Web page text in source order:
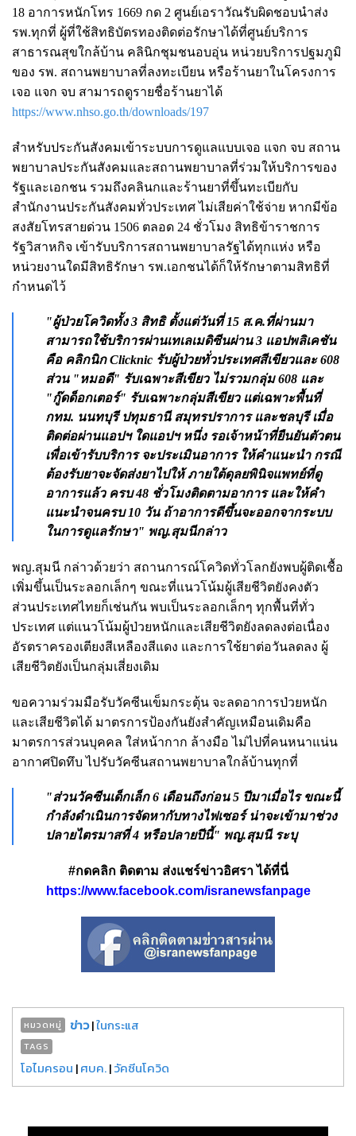
18 อาการหนักโทร 1669 กด 2 ศูนย์เอราวัณรับผิดชอบนำส่ง
รพ.ทุกที่ ผู้ที่ใช้สิทธิบัตรทองติดต่อรักษาได้ที่ศูนย์บริการ
สาธารณสุขใกล้บ้าน คลินิกชุมชนอบอุ่น หน่วยบริการปฐมภูมิ
ของ รพ. สถานพยาบาลที่ลงทะเบียน หรือร้านยาในโครงการ
เจอ แจก จบ สามารถดูรายชื่อร้านยาได้
https://www.nhso.go.th/downloads/197
สำหรับประกันสังคมเข้าระบบการดูแลแบบเจอ แจก จบ สถาน
พยาบาลประกันสังคมและสถานพยาบาลที่ร่วมให้บริการของ
รัฐและเอกชน รวมถึงคลินกและร้านยาที่ขึ้นทะเบียกับ
สำนักงานประกันสังคมทั่วประเทศ ไม่เสียค่าใช้จ่าย หากมีข้อ
สงสัยโทรสายด่วน 1506 ตลอด 24 ชั่วโมง สิทธิข้าราชการ
รัฐวิสาหกิจ เข้ารับบริการสถานพยาบาลรัฐได้ทุกแห่ง หรือ
หน่วยงานใดมีสิทธิรักษา รพ.เอกชนได้ก็ให้รักษาตามสิทธิที่
กำหนดไว้
"ผู้ป่วยโควิดทั้ง 3 สิทธิ ตั้งแต่วันที่ 15 ส.ค.ที่ผ่านมา
สามารถใช้บริการผ่านเทเลเมดิซีนผ่าน 3 แอปพลิเคชัน
คือ คลิกนิก Clicknic รับผู้ป่วยทั่วประเทศสีเขียวและ 608
ส่วน "หมอดี" รับเฉพาะสีเขียว ไม่รวมกลุ่ม 608 และ
"กู๊ดด็อกเตอร์" รับเฉพาะกลุ่มสีเขียว แต่เฉพาะพื้นที่
กทม. นนทบุรี ปทุมธานี สมุทรปราการ และชลบุรี เมื่อ
ติดต่อผ่านแอปฯ ใดแอปฯ หนึ่ง รอเจ้าหน้าที่ยืนยันตัวตน
เพื่อเข้ารับบริการ จะประเมินอาการ ให้คำแนะนำ กรณี
ต้องรับยาจะจัดส่งยาไปให้ ภายใต้ดุลยพินิจแพทย์ที่ดู
อาการแล้ว ครบ 48 ชั่วโมงติดตามอาการ และให้คำ
แนะนำจนครบ 10 วัน ถ้าอาการดีขึ้นจะออกจากระบบ
ในการดูแลรักษา" พญ.สุมนีกล่าว
พญ.สุมนี กล่าวด้วยว่า สถานการณ์โควิดทั่วโลกยังพบผู้ติดเชื้อ
เพิ่มขึ้นเป็นระลอกเล็กๆ ขณะที่แนวโน้มผู้เสียชีวิตยังคงตัว
ส่วนประเทศไทยก็เช่นกัน พบเป็นระลอกเล็กๆ ทุกพื้นที่ทั่ว
ประเทศ แต่แนวโน้มผู้ป่วยหนักและเสียชีวิตยังลดลงต่อเนื่อง
อัรตราครองเตียงสีเหลืองสีแดง และการใช้ยาต่อวันลดลง ผู้
เสียชีวิตยังเป็นกลุ่มเสี่ยงเดิม
ขอความร่วมมือรับวัคซีนเข็มกระตุ้น จะลดอาการป่วยหนัก
และเสียชีวิตได้ มาตรการป้องกันยังสำคัญเหมือนเดิมคือ
มาตรการส่วนบุคคล ใส่หน้ากาก ล้างมือ ไม่ไปที่คนหนาแน่น
อากาศปิดทึบ ไปรับวัคซีนสถานพยาบาลใกล้บ้านทุกที่
"ส่วนวัคซีนเด็กเล็ก 6 เดือนถึงก่อน 5 ปีมาเมื่อไร ขณะนี้
กำลังดำเนินการจัดหากับทางไฟเซอร์ น่าจะเข้ามาช่วง
ปลายไตรมาสที่ 4 หรือปลายปีนี้" พญ.สุมนี ระบุ
#กดคลิก ติดตาม ส่งแชร์ข่าวอิศรา ได้ที่นี่
https://www.facebook.com/isranewsfanpage
หมวดหมู่ ข่าว|ในกระแส
TAGS
โอไมครอน |ศบค.|วัคซีนโควิด